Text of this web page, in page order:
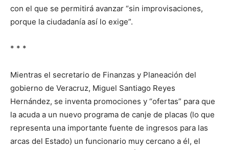
con el que se permitirá avanzar “sin improvisaciones,
porque la ciudadanía así lo exige”.
* * *
Mientras el secretario de Finanzas y Planeación del
gobierno de Veracruz, Miguel Santiago Reyes
Hernández, se inventa promociones y “ofertas” para que
la acuda a un nuevo programa de canje de placas (lo que
representa una importante fuente de ingresos para las
arcas del Estado) un funcionario muy cercano a él, el